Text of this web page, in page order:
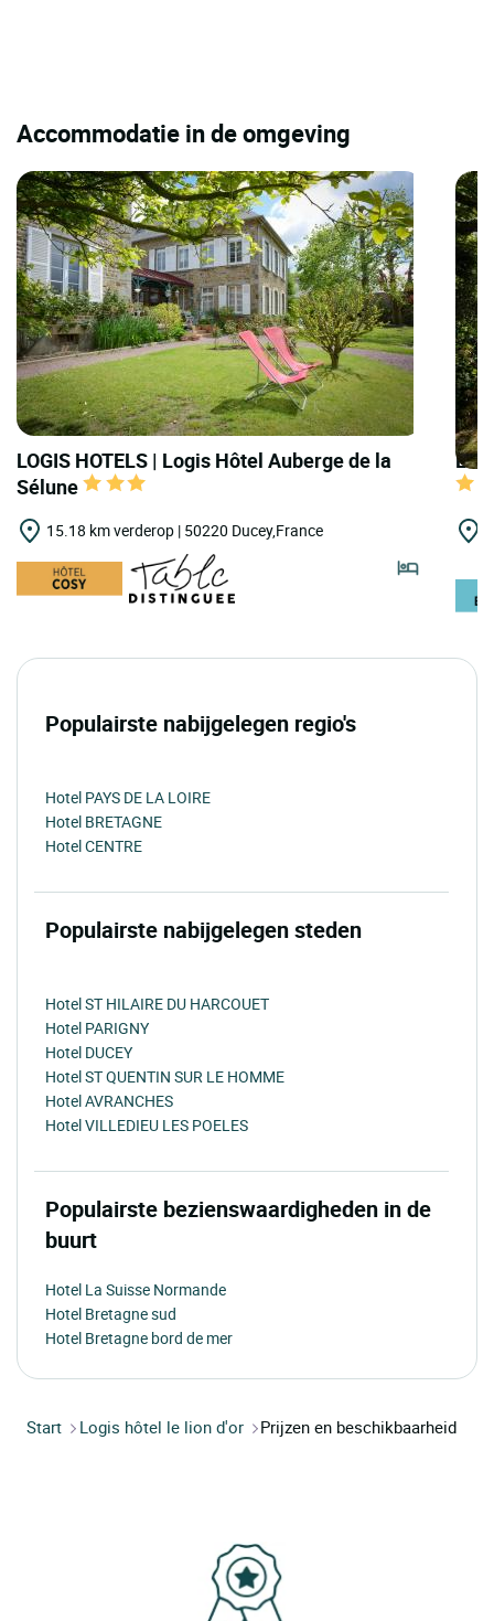
Accommodatie in de omgeving
LOGIS HOTELS | Logis Hôtel Auberge de la
Sélune
15.18 km verderop | 50220 Ducey,France
Populairste nabijgelegen regio's
Hotel PAYS DE LA LOIRE
Hotel BRETAGNE
Hotel CENTRE
Populairste nabijgelegen steden
Hotel ST HILAIRE DU HARCOUET
Hotel PARIGNY
Hotel DUCEY
Hotel ST QUENTIN SUR LE HOMME
Hotel AVRANCHES
Hotel VILLEDIEU LES POELES
Populairste bezienswaardigheden in de
buurt
Hotel La Suisse Normande
Hotel Bretagne sud
Hotel Bretagne bord de mer
Start Logis hôtel le lion d'or Prijzen en beschikbaarheid